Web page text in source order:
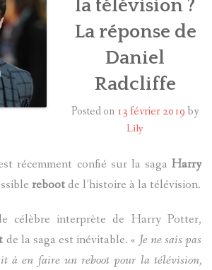
la télévision ?
La réponse de
Daniel
Radcliffe
Posted on 13 février 2019by
Lily
récemment confié sur la saga Harry
rebootde l’histoire à la télévision.
célèbre interprète de Harry Potter,
de la saga est inévitable. « Je ne sais pas
à en faire un reboot pour la télévision,